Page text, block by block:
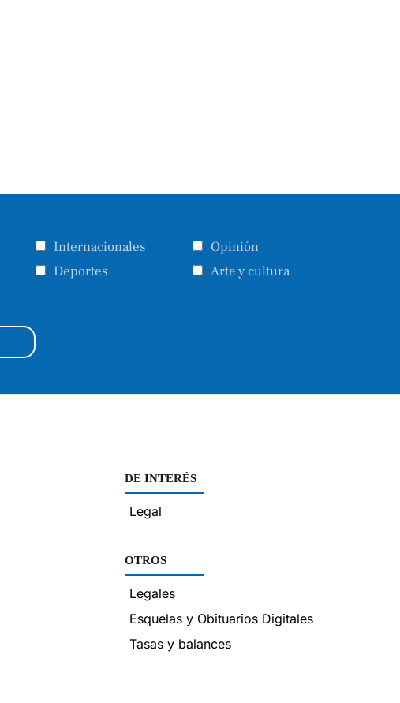
Internacionales
Opinión
Deportes
Arte y cultura
DE INTERÉS
Legal
OTROS
Legales
Esquelas y Obituarios Digitales
Tasas y balances